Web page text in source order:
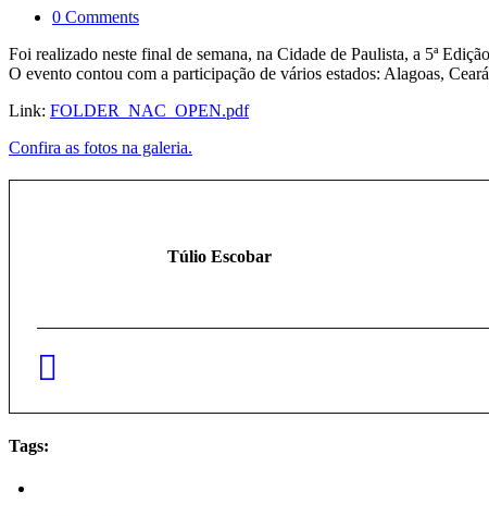
0 Comments
Foi realizado neste final de semana, na Cidade de Paulista, a 5ª
O evento contou com a participação de vários estados: Alagoas,
Link: FOLDER_NAC_OPEN.pdf
Confira as fotos na galeria.
Túlio Escobar
Tags: